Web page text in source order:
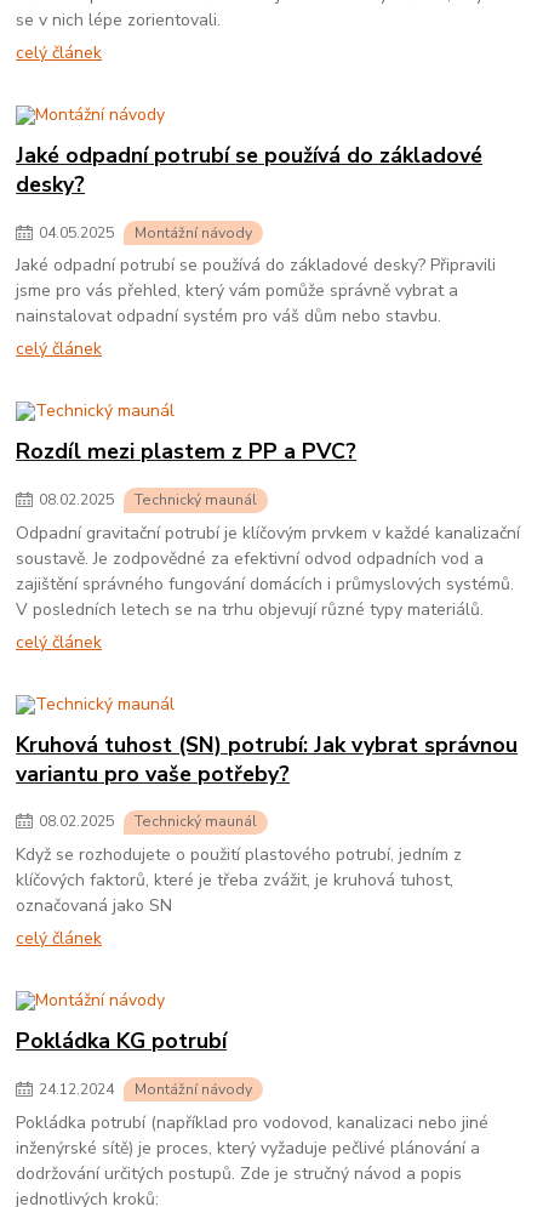
se v nich lépe zorientovali.
celý článek
Jaké odpadní potrubí se používá do základové
desky?
04.05.2025 Montážní návody
Jaké odpadní potrubí se používá do základové desky? Připravili
jsme pro vás přehled, který vám pomůže správně vybrat a
nainstalovat odpadní systém pro váš dům nebo stavbu.
celý článek
Rozdíl mezi plastem z PP a PVC?
08.02.2025 Technický maunál
Odpadní gravitační potrubí je klíčovým prvkem v každé kanalizační
soustavě. Je zodpovědné za efektivní odvod odpadních vod a
zajištění správného fungování domácích i průmyslových systémů.
V posledních letech se na trhu objevují různé typy materiálů.
celý článek
Kruhová tuhost (SN) potrubí: Jak vybrat správnou
variantu pro vaše potřeby?
08.02.2025 Technický maunál
Když se rozhodujete o použití plastového potrubí, jedním z
klíčových faktorů, které je třeba zvážit, je kruhová tuhost,
označovaná jako SN
celý článek
Pokládka KG potrubí
24.12.2024 Montážní návody
Pokládka potrubí (například pro vodovod, kanalizaci nebo jiné
inženýrské sítě) je proces, který vyžaduje pečlivé plánování a
dodržování určitých postupů. Zde je stručný návod a popis
jednotlivých kroků: